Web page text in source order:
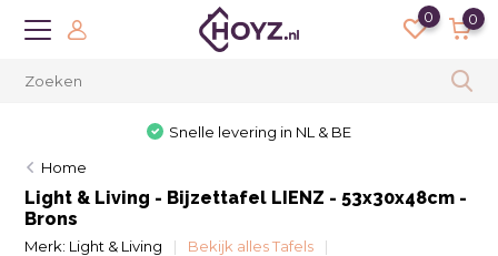
0 0
Snelle levering in NL & BE
Home
Light & Living - Bijzettafel LIENZ - 53x30x48cm -
Brons
Merk: Light & Living Bekijk alles Tafels